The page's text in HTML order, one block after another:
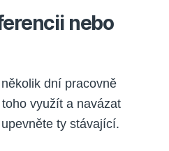
nebo
dní pracovně
využít a navázat
ty stávající.